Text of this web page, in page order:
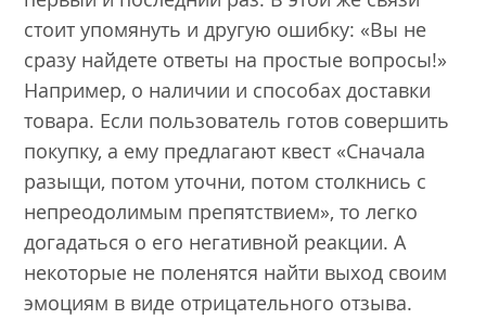
стоит упомянуть и другую ошибку: «Вы не
сразу найдете ответы на простые вопросы!»
Например, о наличии и способах доставки
товара. Если пользователь готов совершить
покупку, а ему предлагают квест «Сначала
разыщи, потом уточни, потом столкнись с
непреодолимым препятствием», то легко
догадаться о его негативной реакции. А
некоторые не поленятся найти выход своим
эмоциям в виде отрицательного отзыва.